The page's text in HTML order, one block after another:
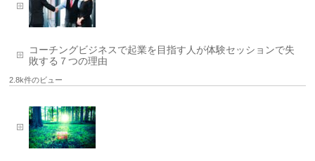
コーチングビジネスで起業を目指す人が体験セッションで失
敗する７つの理由
2.8k件のビュー